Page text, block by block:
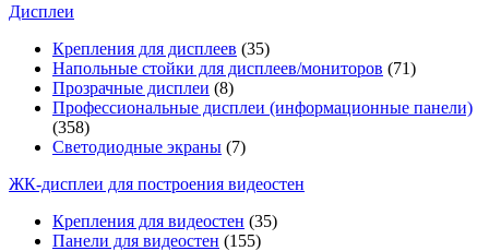
Дисплеи
Крепления для дисплеев (35)
Напольные стойки для дисплеев/мониторов (71)
Прозрачные дисплеи (8)
Профессиональные дисплеи (информационные панели)
(358)
Светодиодные экраны (7)
ЖК-дисплеи для построения видеостен
Крепления для видеостен (35)
Панели для видеостен (155)